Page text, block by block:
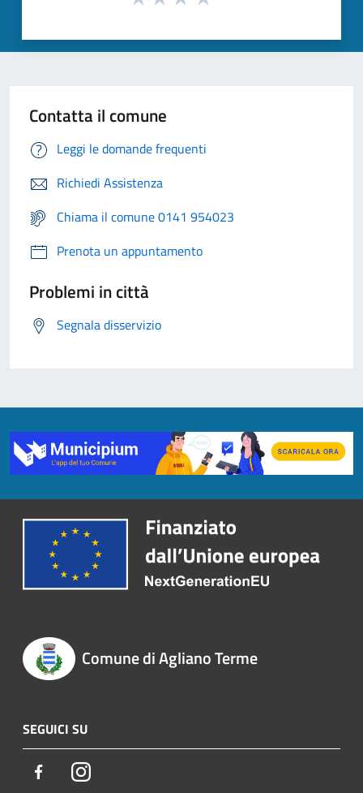
Contatta il comune
Leggi le domande frequenti
Richiedi Assistenza
Chiama il comune 0141 954023
Prenota un appuntamento
Problemi in città
Segnala disservizio
Comune di Agliano Terme
SEGUICI SU
FacebookInstagram